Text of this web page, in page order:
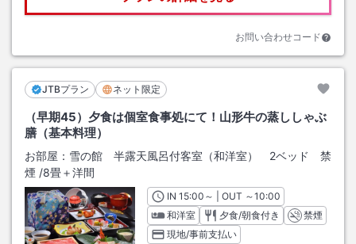
お問い合わせコード
JTBプラン ネット限定
（早期45）夕食は個室食事処にて！山形牛の蒸ししゃぶ
膳（基本料理）
お部屋： 雪の館 半露天風呂付客室（和洋室） 2ベッド 禁
煙 /8畳＋洋間
INチェックイン
15:00 ～ | OUT チェックアウト
～10:00
和洋室
夕食/朝食付き
禁煙
現地/事前支払い